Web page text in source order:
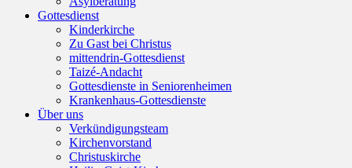
Gottesdienst
Kinderkirche
Zu Gast bei Christus
mittendrin-Gottesdienst
Taizé-Andacht
Gottesdienste in Seniorenheimen
Krankenhaus-Gottesdienste
Über uns
Verkündigungsteam
Kirchenvorstand
Christuskirche